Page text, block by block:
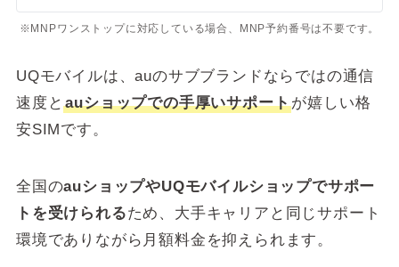
※MNPワンストップに対応している場合、MNP予約番号は不要です。
UQモバイルは、auのサブブランドならではの通信
速度とauショップでの手厚いサポートが嬉しい格
安SIMです。
全国のauショップやUQモバイルショップでサポー
トを受けられるため、大手キャリアと同じサポート
環境でありながら月額料金を抑えられます。